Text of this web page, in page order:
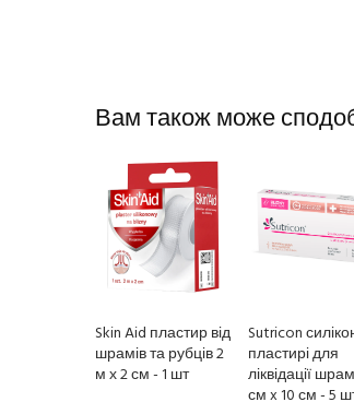
Вам також може
Skin Aid пластир від
шрамів та рубців 2
м х 2 см - 1 шт
Sutricon
пластирі для
ліквідації
см x 10 см - 5